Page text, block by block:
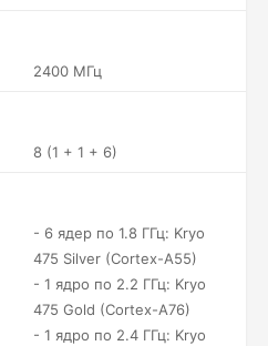
2400 МГц
8 (1 + 1 + 6)
- 6 ядер по 1.8 ГГц: Kryo
475 Silver (Cortex-A55)
- 1 ядро по 2.2 ГГц: Kryo
475 Gold (Cortex-A76)
- 1 ядро по 2.4 ГГц: Kryo